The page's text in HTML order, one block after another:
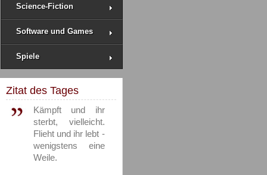
Science-Fiction
Software und Games
Spiele
Zitat des Tages
Kämpft und ihr
sterbt, vielleicht.
Flieht und ihr lebt -
wenigstens eine
Weile.